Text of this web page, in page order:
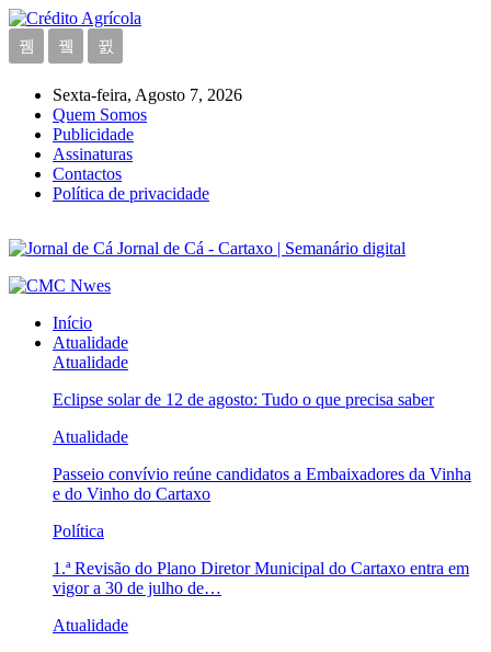
Sexta-feira, Agosto 7, 2026
Quem Somos
Publicidade
Assinaturas
Contactos
Política de privacidade
Jornal de Cá - Cartaxo | Semanário digital
Início
Atualidade
Atualidade
Eclipse solar de 12 de agosto: Tudo o que precisa saber
Atualidade
Passeio convívio reúne candidatos a Embaixadores da Vinha
e do Vinho do Cartaxo
Política
1.ª Revisão do Plano Diretor Municipal do Cartaxo entra em
vigor a 30 de julho de…
Atualidade